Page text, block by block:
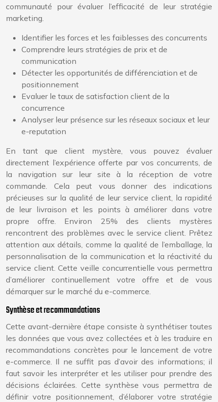
communauté pour évaluer l’efficacité de leur stratégie
marketing.
Identifier les forces et les faiblesses des concurrents
Comprendre leurs stratégies de prix et de
communication
Détecter les opportunités de différenciation et de
positionnement
Evaluer le taux de satisfaction client de la
concurrence
Analyser leur présence sur les réseaux sociaux et leur
e-reputation
En tant que client mystère, vous pouvez évaluer
directement l’expérience offerte par vos concurrents, de
la navigation sur leur site à la réception de votre
commande. Cela peut vous donner des indications
précieuses sur la qualité de leur service client, la rapidité
de leur livraison et les points à améliorer dans votre
propre offre. Environ 25% des clients mystères
rencontrent des problèmes avec le service client. Prêtez
attention aux détails, comme la qualité de l’emballage, la
personnalisation de la communication et la réactivité du
service client. Cette veille concurrentielle vous permettra
d’améliorer continuellement votre offre et de vous
démarquer sur le marché du e-commerce.
Synthèse et recommandations
Cette avant-dernière étape consiste à synthétiser toutes
les données que vous avez collectées et à les traduire en
recommandations concrètes pour le lancement de votre
e-commerce. Il ne suffit pas d’avoir des informations; il
faut savoir les interpréter et les utiliser pour prendre des
décisions éclairées. Cette synthèse vous permettra de
définir votre positionnement, d’élaborer votre stratégie